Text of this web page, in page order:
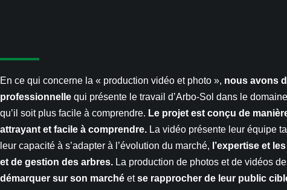
En ce qui concerne la « production vidéo et photo », nous avons
professionnelle qui présente le travail d’Arbo-Sol dans le
qu’il soit plus facile à comprendre. Le projet est conçu de
attrayant et facile à comprendre. La vidéo présente leur équipe
leur capacité à s’adapter à l’évolution du marché, l’expertise et
et de gestion des arbres. La production de photos et de vidéos
démarquer sur son marché etse rapprocher de leur public